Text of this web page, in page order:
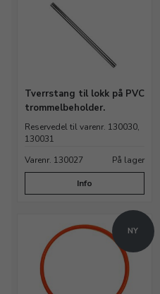
Tverrstang til lokk på PVC
trommelbeholder.
Reservedel til varenr. 130030,
130031
Varenr. 130027
På lager
Info
NY